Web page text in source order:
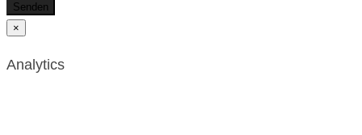
Senden
×
Analytics